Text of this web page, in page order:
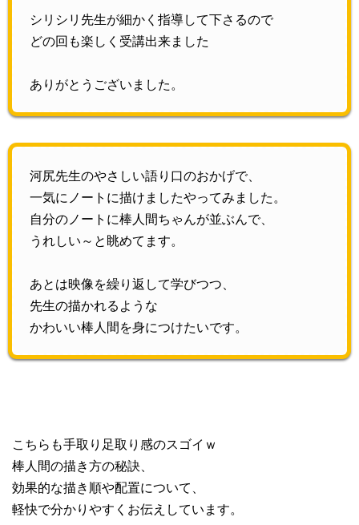
シリシリ先生が細かく指導して下さるので
どの回も楽しく受講出来ました
ありがとうございました。
河尻先生のやさしい語り口のおかげで、
一気にノートに描けましたやってみました。
自分のノートに棒人間ちゃんが並ぶんで、
うれしい～と眺めてます。
あとは映像を繰り返して学びつつ、
先生の描かれるような
かわいい棒人間を身につけたいです。
こちらも手取り足取り感のスゴイｗ
棒人間の描き方の秘訣、
効果的な描き順や配置について、
軽快で分かりやすくお伝えしています。